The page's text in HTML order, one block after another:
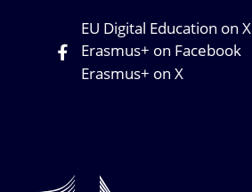
EU Digital Education on X
Erasmus+ on Facebook
Erasmus+ on X